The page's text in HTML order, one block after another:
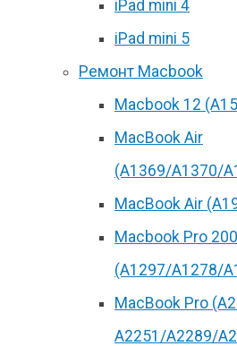
iPad mini 4
iPad mini 5
Ремонт Macbook
Macbook 12
MacBook Air
(A1369/A1370/
MacBook Air
Macbook Pro
(A1297/A1278/
MacBook Pro
А2251/A2289/